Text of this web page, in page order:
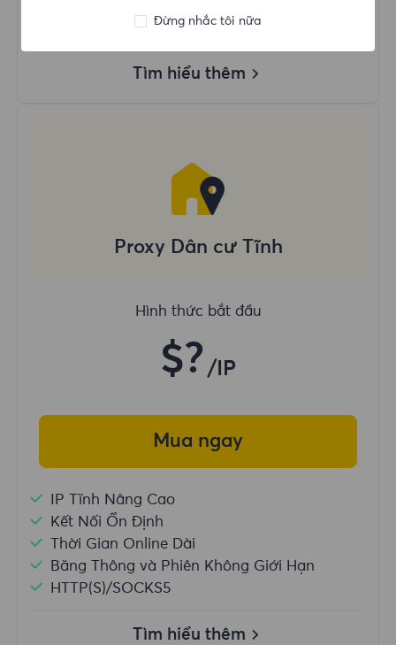
Proxy Dân Cư Động Thực
Tìm hiểu thêm
Proxy Dân cư Tĩnh
Hình thức bắt đầu
$? /IP
Mua ngay
IP Tĩnh Nâng Cao
Kết Nối Ổn Định
Thời Gian Online Dài
Băng Thông và Phiên Không Giới Hạn
HTTP(S)/SOCKS5
Tìm hiểu thêm
Đừng nhắc tôi nữa